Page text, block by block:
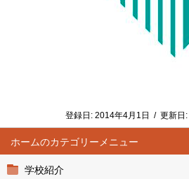
ホーム
学校紹介
登録日: 2014年4月1日 / 更新日: